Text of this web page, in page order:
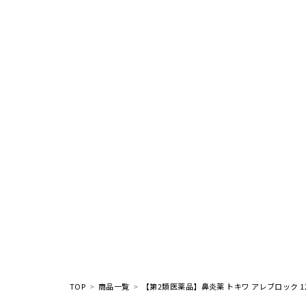
TOP 商品一覧 【第2類医薬品】鼻炎薬 トキワ アレブロック